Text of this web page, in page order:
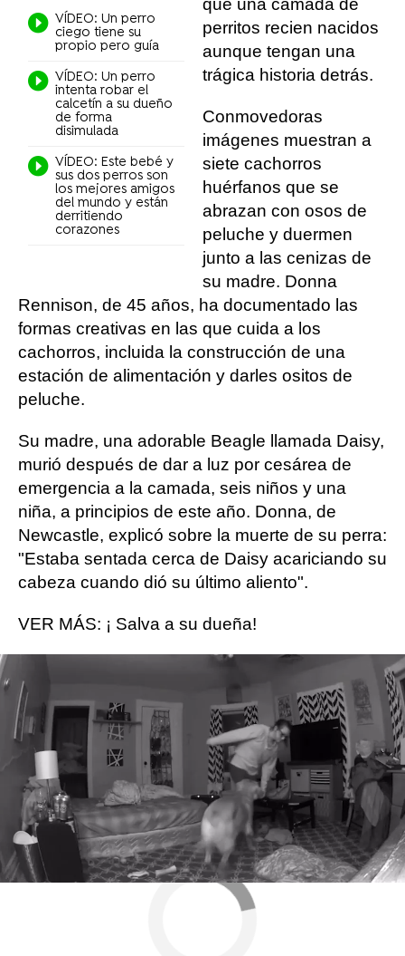
VÍDEO: Un perro
ciego tiene su
propio pero guía
VÍDEO: Un perro
intenta robar el
calcetín a su dueño
de forma
disimulada
VÍDEO: Este bebé y
sus dos perros son
los mejores amigos
del mundo y están
derritiendo
corazones
que una camada de
perritos recien nacidos
aunque tengan una
trágica historia detrás.
Conmovedoras
imágenes muestran a
siete cachorros
huérfanos que se
abrazan con osos de
peluche y duermen
junto a las cenizas de
su madre. Donna
Rennison, de 45 años, ha documentado las
formas creativas en las que cuida a los
cachorros, incluida la construcción de una
estación de alimentación y darles ositos de
peluche.
Su madre, una adorable Beagle llamada Daisy,
murió después de dar a luz por cesárea de
emergencia a la camada, seis niños y una
niña, a principios de este año. Donna, de
Newcastle, explicó sobre la muerte de su perra:
"Estaba sentada cerca de Daisy acariciando su
cabeza cuando dió su último aliento".
VER MÁS: ¡ Salva a su dueña!
Más sobre este tema:
Mascotas perros